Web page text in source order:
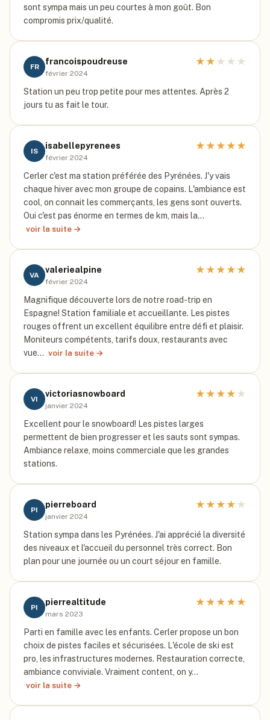
sont sympa mais un peu courtes à mon goût. Bon
compromis prix/qualité.
FR
francoispoudreuse
février 2024
★ ★ ★ ★ ★
Station un peu trop petite pour mes attentes. Après 2
jours tu as fait le tour.
IS
isabellepyrenees
février 2024
★ ★ ★ ★ ★
Cerler c'est ma station préférée des Pyrénées. J'y vais
chaque hiver avec mon groupe de copains. L'ambiance est
cool, on connait les commerçants, les gens sont ouverts.
Oui c'est pas énorme en termes de km, mais la…
voir la suite →
VA
valeriealpine
février 2024
★ ★ ★ ★ ★
Magnifique découverte lors de notre road-trip en
Espagne! Station familiale et accueillante. Les pistes
rouges offrent un excellent équilibre entre défi et plaisir.
Moniteurs compétents, tarifs doux, restaurants avec
vue… voir la suite →
VI
victoriasnowboard
janvier 2024
★ ★ ★ ★ ★
Excellent pour le snowboard! Les pistes larges
permettent de bien progresser et les sauts sont sympas.
Ambiance relaxe, moins commerciale que les grandes
stations.
PI
pierreboard
janvier 2024
★ ★ ★ ★ ★
Station sympa dans les Pyrénées. J'ai apprécié la diversité
des niveaux et l'accueil du personnel très correct. Bon
plan pour une journée ou un court séjour en famille.
PI
pierrealtitude
mars 2023
★ ★ ★ ★ ★
Parti en famille avec les enfants. Cerler propose un bon
choix de pistes faciles et sécurisées. L'école de ski est
pro, les infrastructures modernes. Restauration correcte,
ambiance conviviale. Vraiment content, on y…
voir la suite →